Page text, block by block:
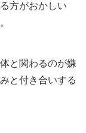
方がおかしい
と関わるのが嫌
と付き合いする